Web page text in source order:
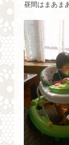
昼間はまあま